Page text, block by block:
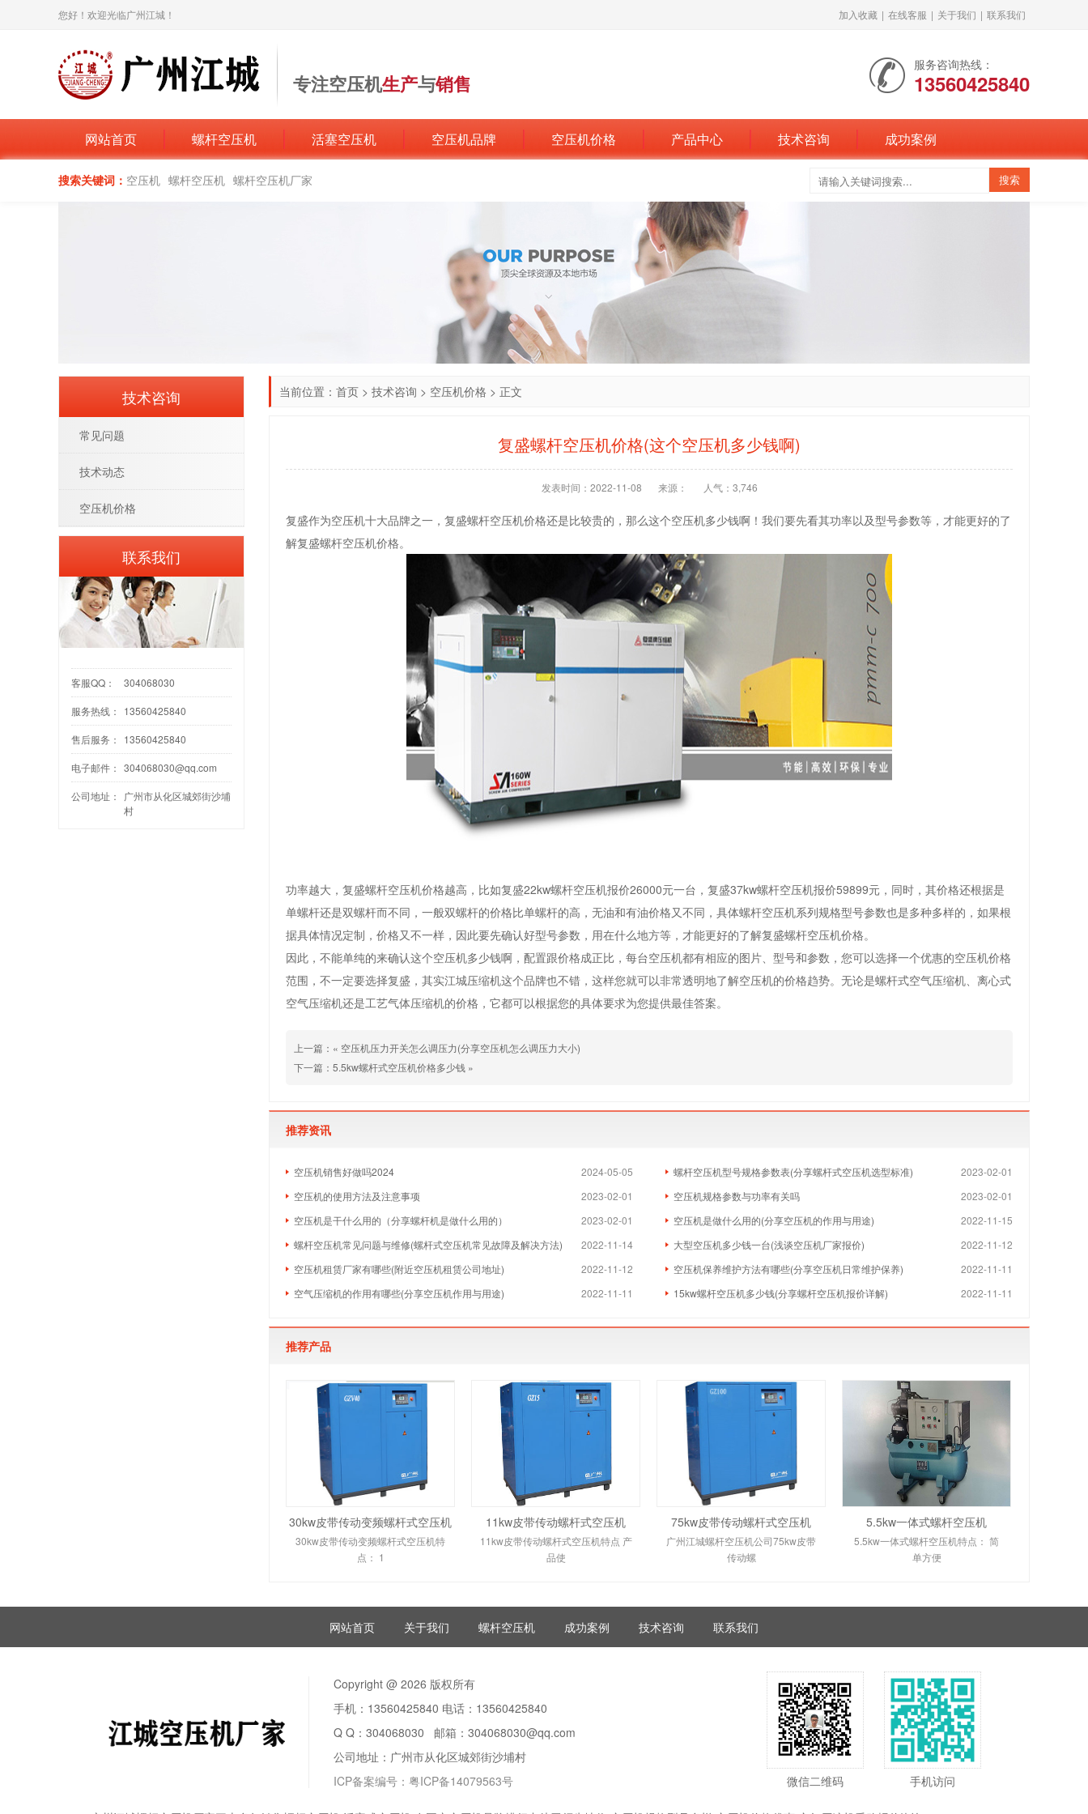
您好！欢迎光临广州江城！ 加入收藏 | 在线客服 | 关于我们 | 联系我们
专注空压机生产与销售
打造空压机行业领军品牌
服务咨询热线：
13560425840
网站首页 螺杆空压机 活塞空压机 空压机品牌 空压机价格 产品中心 技术咨询 成功案例
搜索关键词： 空压机 螺杆空压机 螺杆空压机厂家
当前位置： 首页 > 技术咨询 > 空压机价格 > 正文
复盛螺杆空压机价格(这个空压机多少钱啊)
发表时间：2022-11-08 来源： 人气：3,746
复盛作为空压机十大品牌之一，复盛螺杆空压机价格还是比较贵的，那么这个空压机多少钱啊！我们要先看其功率以及型号参数等，才能更好的了
解复盛螺杆空压机价格。
功率越大，复盛螺杆空压机价格越高，比如复盛22kw螺杆空压机报价26000元一台，复盛37kw螺杆空压机报价59899元，同时，其价格还根据是
单螺杆还是双螺杆而不同，一般双螺杆的价格比单螺杆的高，无油和有油价格又不同，具体螺杆空压机系列规格型号参数也是多种多样的，如果根
据具体情况定制，价格又不一样，因此要先确认好型号参数，用在什么地方等，才能更好的了解复盛螺杆空压机价格。
因此，不能单纯的来确认这个空压机多少钱啊，配置跟价格成正比，每台空压机都有相应的图片、型号和参数，您可以选择一个优惠的空压机价格
范围，不一定要选择复盛，其实江城压缩机这个品牌也不错，这样您就可以非常透明地了解空压机的价格趋势。无论是螺杆式空气压缩机、离心式
空气压缩机还是工艺气体压缩机的价格，它都可以根据您的具体要求为您提供最佳答案。
上一篇：« 空压机压力开关怎么调压力(分享空压机怎么调压力大小)
下一篇： 5.5kw螺杆式空压机价格多少钱 »
推荐资讯
2024-05-05
空压机销售好做吗2024 2023-02-01
螺杆空压机型号规格参数表(分享螺杆式空压机选型标准)
2023-02-01
空压机的使用方法及注意事项 2023-02-01
空压机规格参数与功率有关吗
2023-02-01
空压机是干什么用的（分享螺杆机是做什么用的） 2022-11-15
空压机是做什么用的(分享空压机的作用与用途)
2022-11-14
螺杆空压机常见问题与维修(螺杆式空压机常见故障及解决方法) 2022-11-12
大型空压机多少钱一台(浅谈空压机厂家报价)
2022-11-12
空压机租赁厂家有哪些(附近空压机租赁公司地址) 2022-11-11
空压机保养维护方法有哪些(分享空压机日常维护保养)
2022-11-11
空气压缩机的作用有哪些(分享空压机作用与用途) 2022-11-11
15kw螺杆空压机多少钱(分享螺杆空压机报价详解)
推荐产品
30kw皮带传动变频螺杆式空压机
30kw皮带传动变频螺杆式空压机特
点： 1
11kw皮带传动螺杆式空压机
11kw皮带传动螺杆式空压机特点 产
品使
75kw皮带传动螺杆式空压机
广州江城螺杆空压机公司75kw皮带
传动螺
5.5kw一体式螺杆空压机
5.5kw一体式螺杆空压机特点： 简
单方便
技术咨询
常见问题
技术动态
空压机价格
联系我们
客服QQ： 304068030
服务热线： 13560425840
售后服务： 13560425840
电子邮件： 304068030@qq.com
公司地址：
广州市从化区城郊街沙埔
村
网站首页 关于我们 螺杆空压机 成功案例 技术咨询 联系我们
Copyright @ 2026 版权所有
手机：13560425840 电话：13560425840
Q Q：304068030 邮箱：304068030@qq.com
公司地址：广州市从化区城郊街沙埔村
ICP备案编号：粤ICP备14079563号
微信二维码 手机访问